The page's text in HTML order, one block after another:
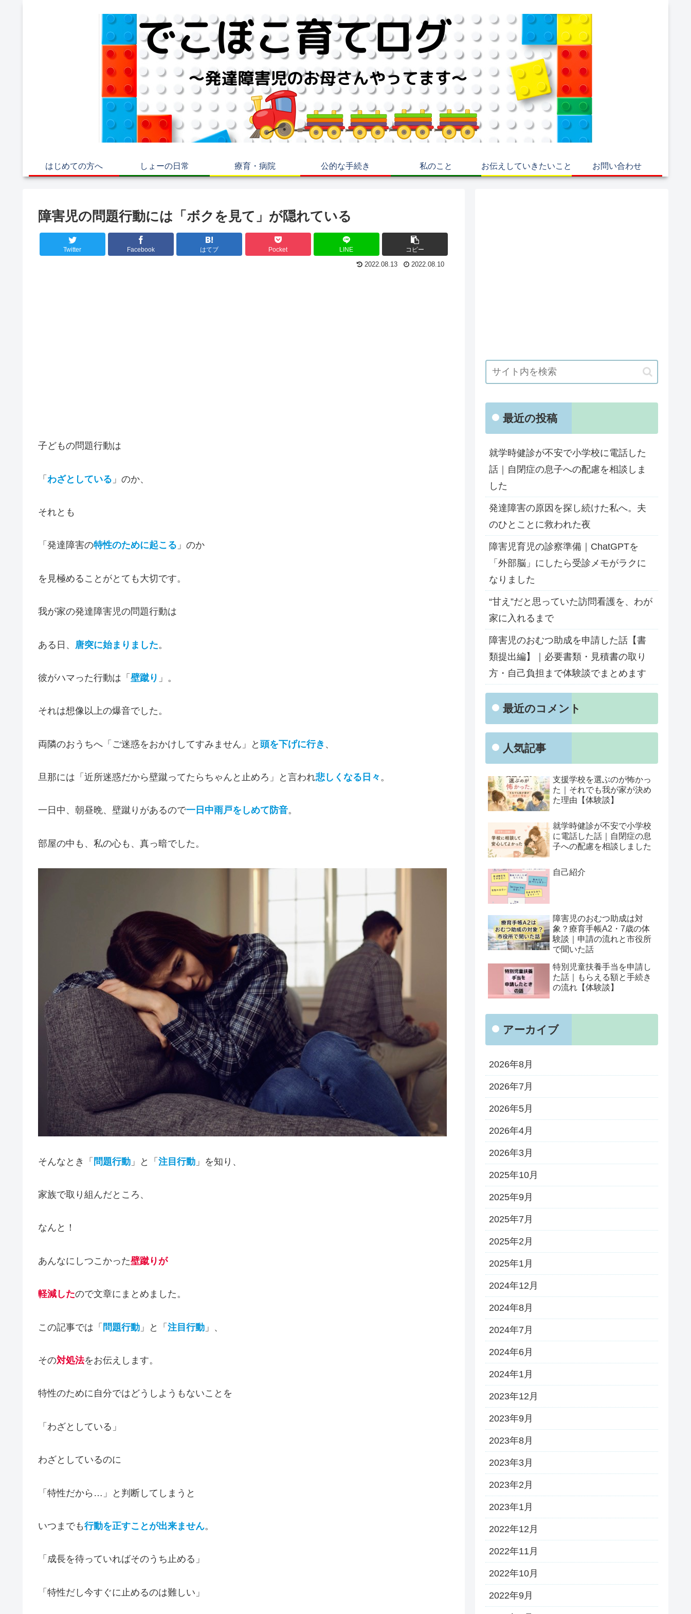
はじめての方へ しょーの日常 療育・病院 公的な手続き 私のこと お伝えしていきたいこと お問い合わせ
障害児の問題行動には「ボクを見て」が隠れている
Twitter Facebook はてブ Pocket LINE コピー
2022.08.13 2022.08.10
子どもの問題行動は
「 わざとしている 」のか、
それとも
「発達障害の特性のために起こる 」のか
を見極めることがとても大切です。
我が家の発達障害児の問題行動は
ある日、 唐突に始まりました。
彼がハマった行動は「 壁蹴り 」。
それは想像以上の爆音でした。
両隣のおうちへ「ご迷惑をおかけしてすみません」と 頭を下げに行き 、
旦那には「近所迷惑だから壁蹴ってたらちゃんと止めろ」と言われ悲しくなる日々 。
一日中、朝昼晩、壁蹴りがあるので一日中雨戸をしめて防音。
部屋の中も、私の心も、真っ暗でした。
そんなとき「 問題行動 」と「 注目行動 」を知り、
家族で取り組んだところ、
なんと！
あんなにしつこかった壁蹴りが
軽減したので文章にまとめました。
この記事では「 問題行動 」と「 注目行動 」、
その対処法をお伝えします。
特性のために自分ではどうしようもないことを
「わざとしている」
わざとしているのに
「特性だから…」と判断してしまうと
いつまでも行動を正すことが出来ません。
「成長を待っていればそのうち止める」
「特性だし今すぐに止めるのは難しい」
最近の投稿
就学時健診が不安で小学校に電話した
話｜自閉症の息子への配慮を相談しま
した
発達障害の原因を探し続けた私へ。夫
のひとことに救われた夜
障害児育児の診察準備｜ChatGPTを
「外部脳」にしたら受診メモがラクに
なりました
“甘え”だと思っていた訪問看護を、わが
家に入れるまで
障害児のおむつ助成を申請した話【書
類提出編】｜必要書類・見積書の取り
方・自己負担まで体験談でまとめます
最近のコメント
人気記事
支援学校を選ぶのが怖かっ
た｜それでも我が家が決め
た理由【体験談】
就学時健診が不安で小学校
に電話した話｜自閉症の息
子への配慮を相談しました
自己紹介
障害児のおむつ助成は対
象？療育手帳A2・7歳の体
験談｜申請の流れと市役所
で聞いた話
特別児童扶養手当を申請し
た話｜もらえる額と手続き
の流れ【体験談】
アーカイブ
2026年8月
2026年7月
2026年5月
2026年4月
2026年3月
2025年10月
2025年9月
2025年7月
2025年2月
2025年1月
2024年12月
2024年8月
2024年7月
2024年6月
2024年1月
2023年12月
2023年9月
2023年8月
2023年3月
2023年2月
2023年1月
2022年12月
2022年11月
2022年10月
2022年9月